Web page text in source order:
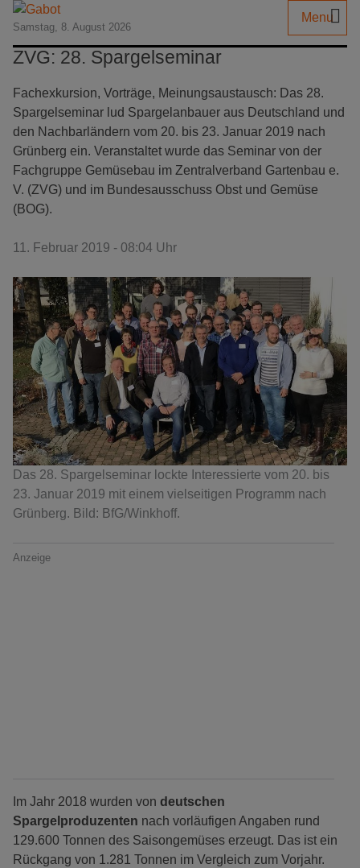
Samstag, 8. August 2026
Menu
ZVG: 28. Spargelseminar
Fachexkursion, Vorträge, Meinungsaustausch: Das 28.
Spargelseminar lud Spargelanbauer aus Deutschland und
den Nachbarländern vom 20. bis 23. Januar 2019 nach
Grünberg ein. Veranstaltet wurde das Seminar von der
Fachgruppe Gemüsebau im Zentralverband Gartenbau e.
V. (ZVG) und im Bundesausschuss Obst und Gemüse
(BOG).
11. Februar 2019 - 08:04 Uhr
Das 28. Spargelseminar lockte Interessierte vom 20. bis
23. Januar 2019 mit einem vielseitigen Programm nach
Grünberg. Bild: BfG/Winkhoff.
Anzeige
Im Jahr 2018 wurden von deutschen
Spargelproduzenten nach vorläufigen Angaben rund
129.600 Tonnen des Saisongemüses erzeugt. Das ist ein
Rückgang von 1.281 Tonnen im Vergleich zum Vorjahr.